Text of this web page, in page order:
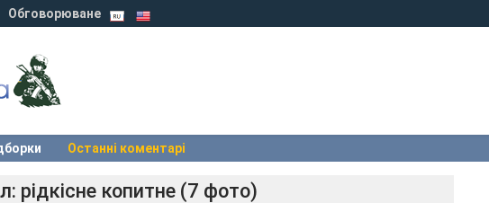
Обговорюване
Останні коментарі
рідкісне копитне (7 фото)